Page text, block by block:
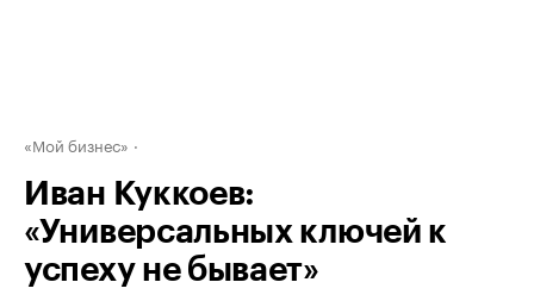
«Мой бизнес»
Иван Куккоев:
«Универсальных ключей к
успеху не бывает»